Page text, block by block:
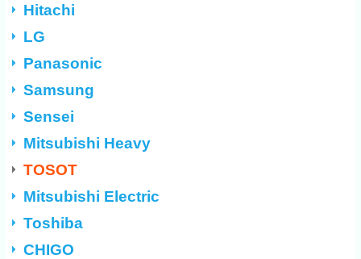
Hitachi
LG
Panasonic
Samsung
Sensei
Mitsubishi Heavy
TOSOT
Mitsubishi Electric
Toshiba
CHIGO